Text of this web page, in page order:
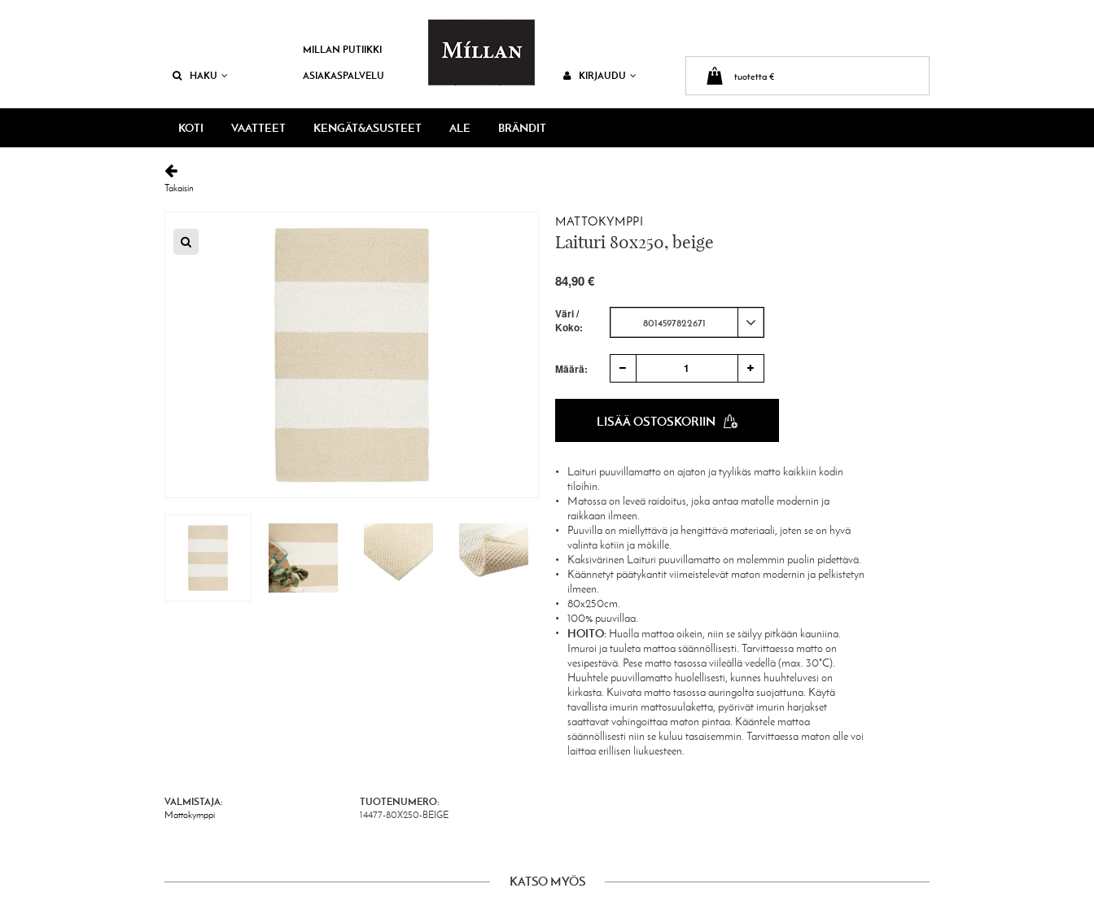
HAKU
MILLAN PUTIIKKI
ASIAKASPALVELU KIRJAUDU tuotetta €
KOTI VAATTEET KENGÄT&ASUSTEET ALE BRÄNDIT
Takaisin
MATTOKYMPPI
Laituri 80x250, beige
84,90 €
Väri /
Koko:
8014597822671
Määrä: 1
LISÄÄ OSTOSKORIIN
Laituri puuvillamatto on ajaton ja tyylikäs matto kaikkiin kodin
tiloihin.
Matossa on leveä raidoitus, joka antaa matolle modernin ja
raikkaan ilmeen.
Puuvilla on miellyttävä ja hengittävä materiaali, joten se on hyvä
valinta kotiin ja mökille.
Kaksivärinen Laituri puuvillamatto on molemmin puolin pidettävä.
Käännetyt päätykantit viimeistelevät maton modernin ja pelkistetyn
ilmeen.
80x250cm.
100% puuvillaa.
HOITO: Huolla mattoa oikein, niin se säilyy pitkään kauniina.
Imuroi ja tuuleta mattoa säännöllisesti. Tarvittaessa matto on
vesipestävä. Pese matto tasossa viileällä vedellä (max. 30°C).
Huuhtele puuvillamatto huolellisesti, kunnes huuhteluvesi on
kirkasta. Kuivata matto tasossa auringolta suojattuna. Käytä
tavallista imurin mattosuulaketta, pyörivät imurin harjakset
saattavat vahingoittaa maton pintaa. Kääntele mattoa
säännöllisesti niin se kuluu tasaisemmin. Tarvittaessa maton alle voi
laittaa erillisen liukuesteen.
VALMISTAJA:
Mattokymppi
TUOTENUMERO:
14477-80X250-BEIGE
KATSO MYÖS